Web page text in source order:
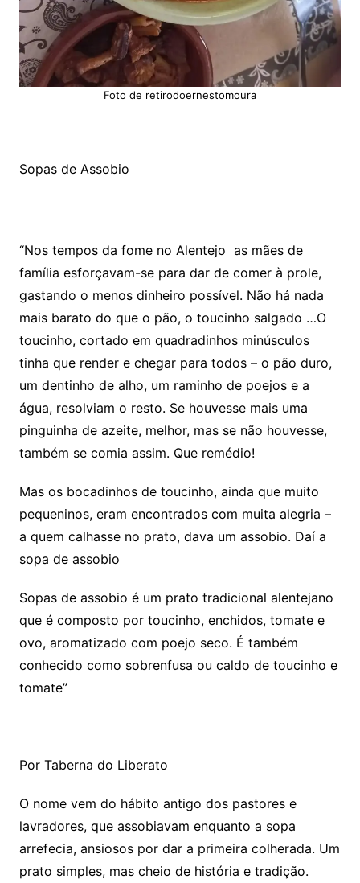
Foto de retirodoernestomoura
Sopas de Assobio
“Nos tempos da fome no Alentejo as mães de
família esforçavam-se para dar de comer à prole,
gastando o menos dinheiro possível. Não há nada
mais barato do que o pão, o toucinho salgado …O
toucinho, cortado em quadradinhos minúsculos
tinha que render e chegar para todos – o pão duro,
um dentinho de alho, um raminho de poejos e a
água, resolviam o resto. Se houvesse mais uma
pinguinha de azeite, melhor, mas se não houvesse,
também se comia assim. Que remédio!
Mas os bocadinhos de toucinho, ainda que muito
pequeninos, eram encontrados com muita alegria –
a quem calhasse no prato, dava um assobio. Daí a
sopa de assobio
Sopas de assobio é um prato tradicional alentejano
que é composto por toucinho, enchidos, tomate e
ovo, aromatizado com poejo seco. É também
conhecido como sobrenfusa ou caldo de toucinho e
tomate”
Por Taberna do Liberato
O nome vem do hábito antigo dos pastores e
lavradores, que assobiavam enquanto a sopa
arrefecia, ansiosos por dar a primeira colherada. Um
prato simples, mas cheio de história e tradição.